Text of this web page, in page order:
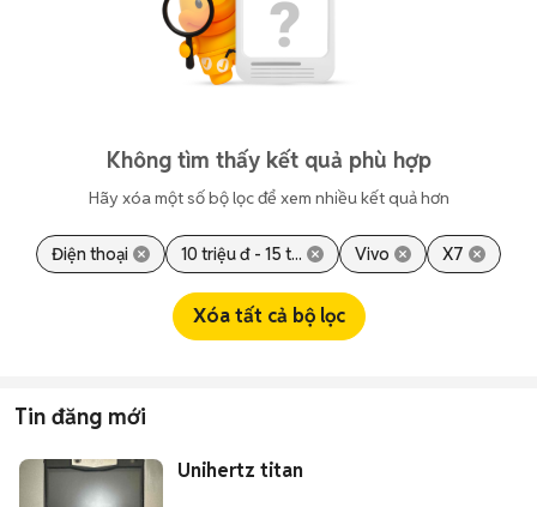
Không tìm thấy kết quả phù hợp
Hãy xóa một số bộ lọc để xem nhiều kết quả hơn
Điện thoại 10 triệu đ - 15 t... Vivo X7
Xóa tất cả bộ lọc
Tin đăng mới
Unihertz titan